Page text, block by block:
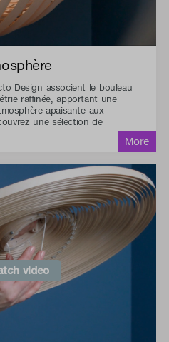
Design associent le bouleau
raffinée, apportant une
apaisante aux
une sélection de
video